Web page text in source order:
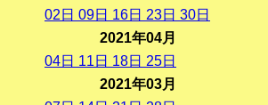
02 日 09日 16日 23日 30日
2021年04月
04日 11 日 18日 25日
2021年03月